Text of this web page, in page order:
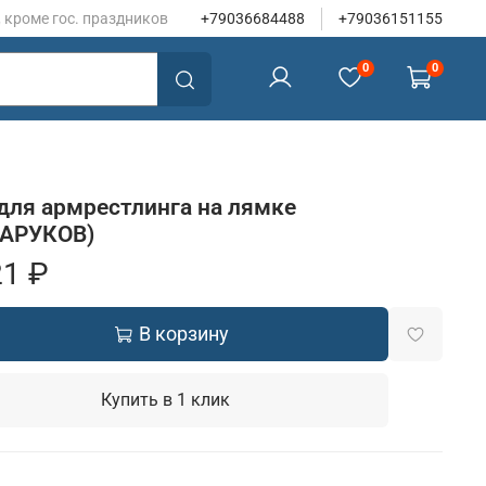
гос. праздников +79036684488 +79036151155
0 0
армрестлинга на лямке
₽
В корзину
Купить в 1 клик